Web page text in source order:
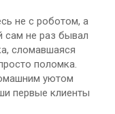
не с роботом, а
сам не раз бывал
сломавшаяся
поломка.
уютом
первые клиенты